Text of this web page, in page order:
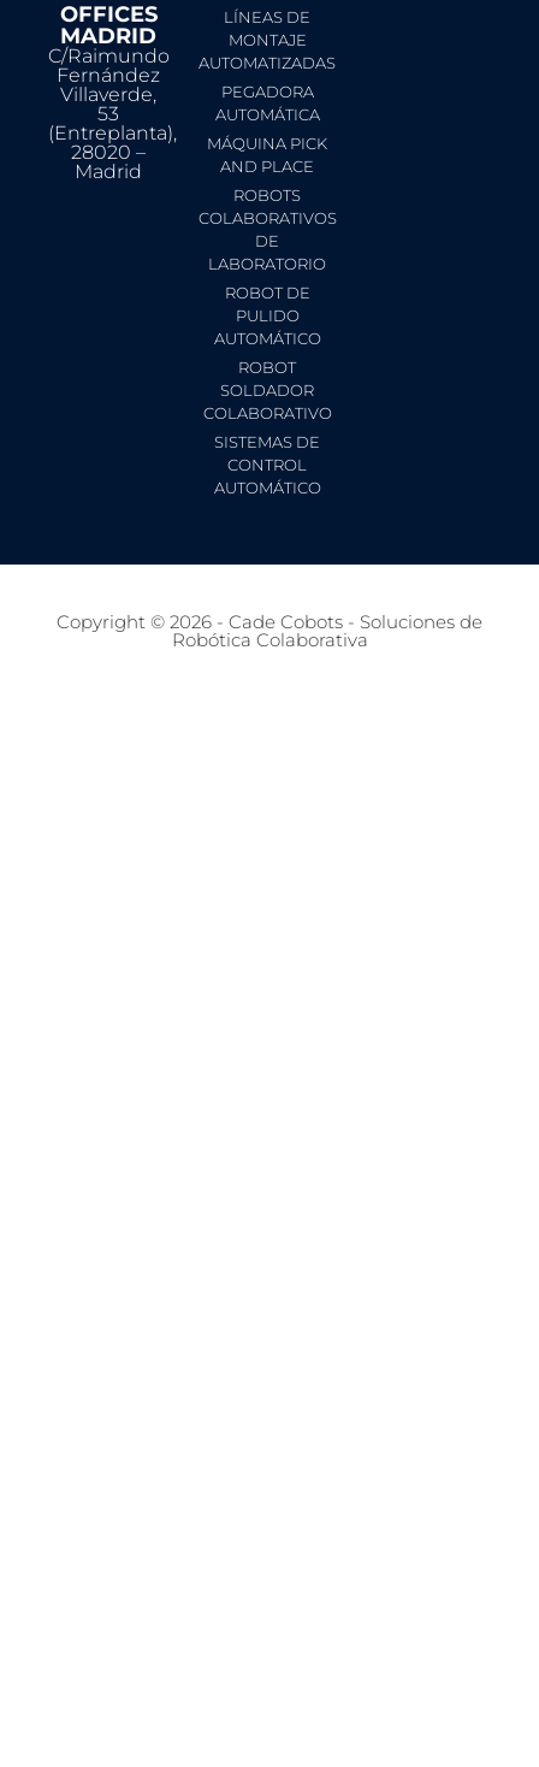
OFFICES
MADRID
C/Raimundo
Fernández
Villaverde,
53
(Entreplanta),
28020 –
Madrid
LÍNEAS DE
MONTAJE
AUTOMATIZADAS
PEGADORA
AUTOMÁTICA
MÁQUINA PICK
AND PLACE
ROBOTS
COLABORATIVOS
DE
LABORATORIO
ROBOT DE
PULIDO
AUTOMÁTICO
ROBOT
SOLDADOR
COLABORATIVO
SISTEMAS DE
CONTROL
AUTOMÁTICO
Copyright © 2026 - Cade Cobots - Soluciones de
Robótica Colaborativa